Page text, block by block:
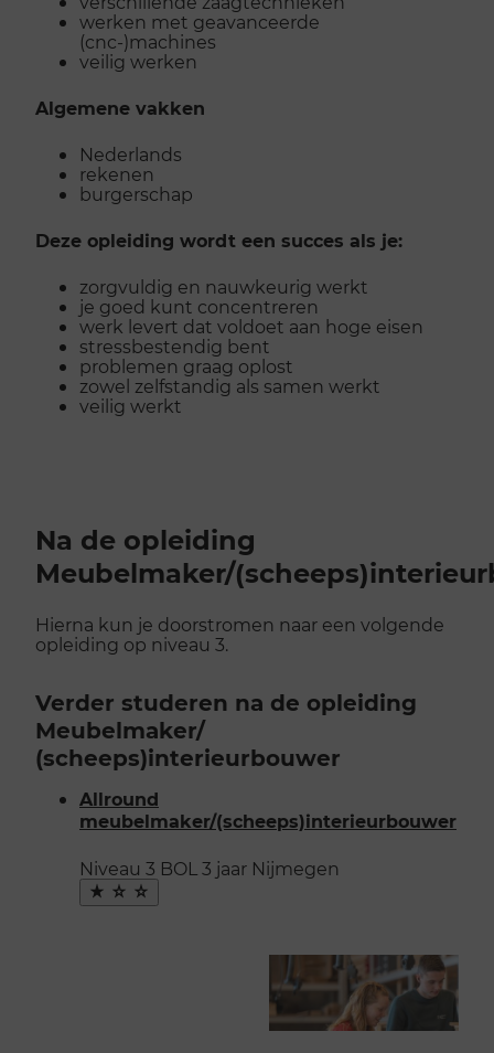
werken met geavanceerde
(cnc-)machines
veilig werken
Algemene vakken
Nederlands
rekenen
burgerschap
Deze opleiding wordt een succes als je:
zorgvuldig en nauwkeurig werkt
je goed kunt concentreren
werk levert dat voldoet aan hoge eisen
stressbestendig bent
problemen graag oplost
zowel zelfstandig als samen werkt
veilig werkt
Na de opleiding
Meubelmaker/
Hierna kun je doorstromen naar een volgende
opleiding op niveau 3.
Verder studeren na de opleiding
Meubelmaker/​
(scheeps)interieurbouwer
Allround
meubelmaker/(scheeps)interieurbouwer
Niveau 3 BOL 3 jaar Nijmegen
Maak
favoriet